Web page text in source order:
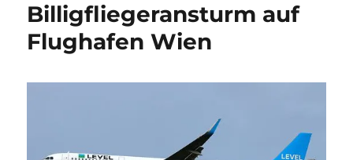
Billigfliegeransturm auf
Flughafen Wien